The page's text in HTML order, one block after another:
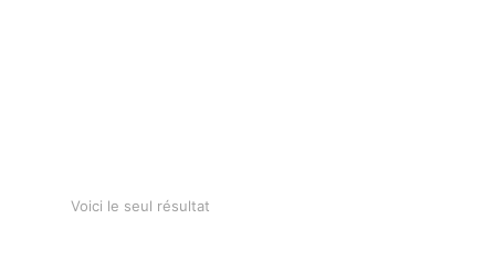
Voici le seul résultat